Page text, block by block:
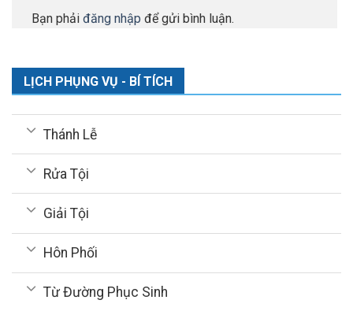
Bạn phải đăng nhập để gửi bình luận.
LỊCH PHỤNG VỤ - BÍ TÍCH
Thánh Lễ
Rửa Tội
Giải Tội
Hôn Phối
Từ Đường Phục Sinh